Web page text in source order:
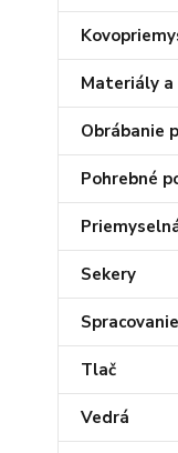
Materiály
Obrábanie
Pohrebné
Sekery
Tlač
Vedrá